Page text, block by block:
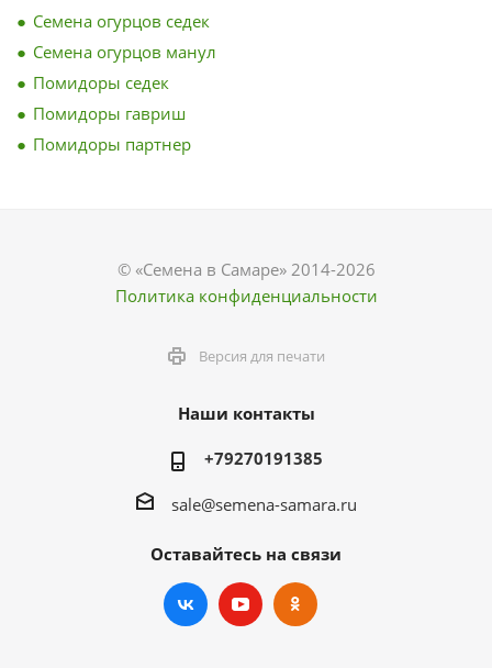
Семена огурцов седек
Семена огурцов манул
Помидоры седек
Помидоры гавриш
Помидоры партнер
© «Семена в Самаре» 2014-2026
Политика конфиденциальности
Версия для печати
Наши контакты
+79270191385
sale@semena-samara.ru
Оставайтесь на связи